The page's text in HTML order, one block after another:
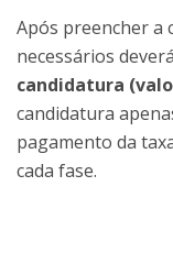
Após preencher a
necessários
candidatura
candidatura
pagamento da
cada fase.